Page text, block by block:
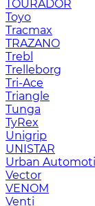
TOURADOR
Toyo
Tracmax
TRAZANO
Trebl
Trelleborg
Tri-Ace
Triangle
Tunga
TyRex
Unigrip
UNISTAR
Urban
Vector
VENOM
Venti